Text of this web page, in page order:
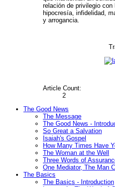
relación de privilegio
hipocresía, infidelidad,
y arrogancia.
Article Count:
2
The Good News
The Message
The Good News -
So Great a Salvation
Isaiah's Gospel
How Many Times Have
The Woman at the Well
Three Words of
One Mediator, The Man
The Basics
The Basics - Introduction